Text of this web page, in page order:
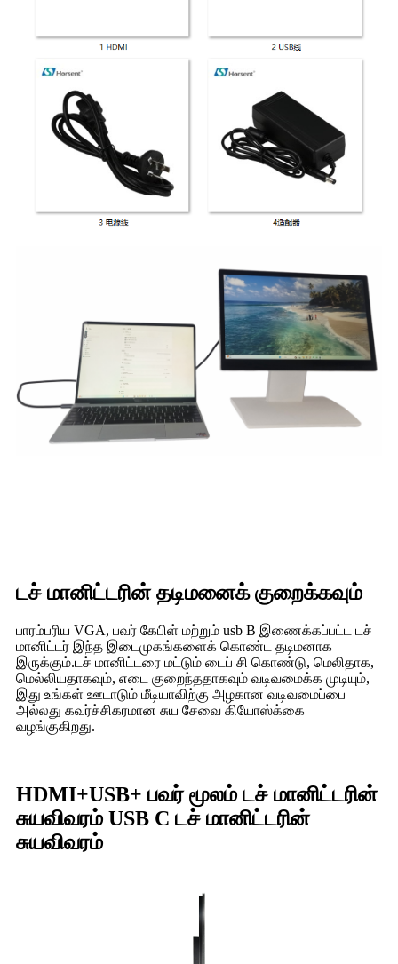
டச் மானிட்டரின் தடிமனைக் குறைக்கவும்
பாரம்பரிய VGA, பவர் கேபிள் மற்றும் usb B இணைக்கப்பட்ட டச்
மானிட்டர் இந்த இடைமுகங்களைக் கொண்ட தடிமனாக
இருக்கும்.டச் மானிட்டரை மட்டும் டைப் சி கொண்டு, மெலிதாக,
மெல்லியதாகவும், எடை குறைந்ததாகவும் வடிவமைக்க முடியும்,
இது உங்கள் ஊடாடும் மீடியாவிற்கு அழகான வடிவமைப்பை
அல்லது கவர்ச்சிகரமான சுய சேவை கியோஸ்க்கை
வழங்குகிறது.
HDMI+USB+ பவர் மூலம் டச் மானிட்டரின்
சுயவிவரம் USB C டச் மானிட்டரின்
சுயவிவரம்